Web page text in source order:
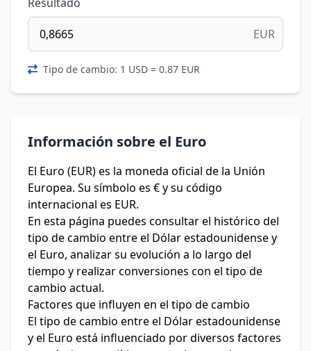
EUR
Tipo de cambio: 1 USD = 0.87 EUR
Información sobre el Euro
El Euro (EUR) es la moneda oficial de la Unión
Europea. Su símbolo es € y su código
internacional es EUR.
En esta página puedes consultar el histórico del
tipo de cambio entre el Dólar estadounidense y
el Euro, analizar su evolución a lo largo del
tiempo y realizar conversiones con el tipo de
cambio actual.
Factores que influyen en el tipo de cambio
El tipo de cambio entre el Dólar estadounidense
y el Euro está influenciado por diversos factores